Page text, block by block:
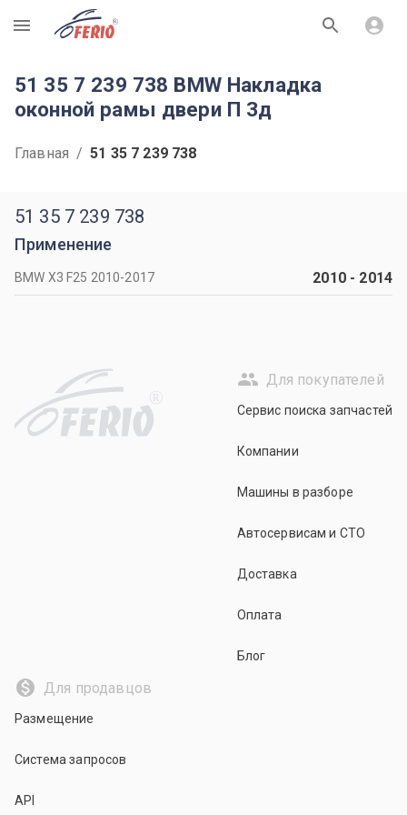
R
51 35 7 239 738 BMW Накладка
оконной рамы двери П Зд
Главная / 51 35 7 239 738
51 35 7 239 738
Применение
BMW X3 F25 2010-2017 2010- 2014
R
Для покупателей
Сервис поиска запчастей
Компании
Машины в разборе
Автосервисам и СТО
Доставка
Оплата
Блог
Для продавцов
Размещение
Система запросов
API